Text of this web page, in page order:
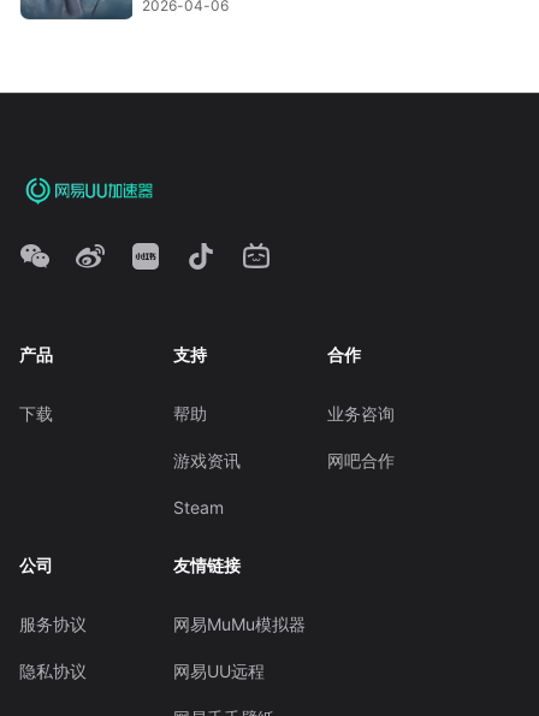
2026-04-06
产品
下载
支持
帮助
游戏资讯
Steam
合作
业务咨询
网吧合作
公司
服务协议
隐私协议
友情链接
网易MuMu模拟器
网易UU远程